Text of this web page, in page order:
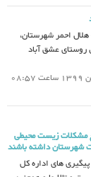
احمر شهرستان،
روستای عشق آباد
مشکلات زیست محیطی
شهرستان داشته باشند
های اداره کل